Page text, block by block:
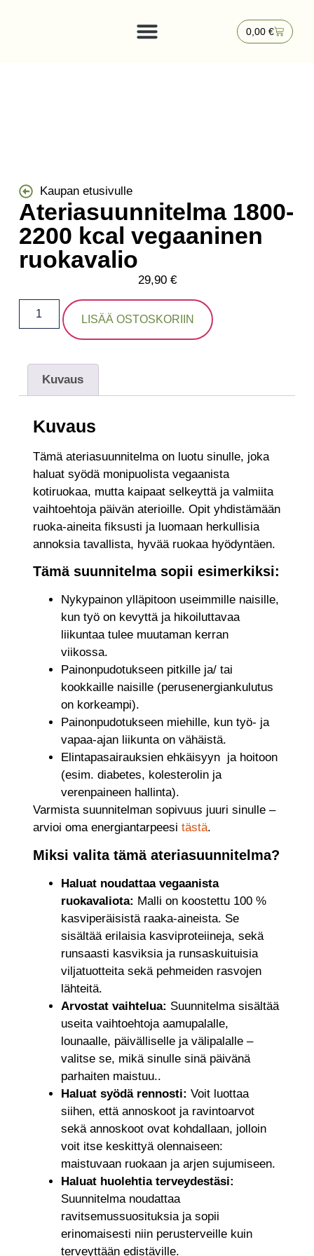
0,00 €
Kaupan etusivulle
Ateriasuunnitelma 1800-
2200 kcal vegaaninen
ruokavalio
29,90 €
LISÄÄ OSTOSKORIIN
Kuvaus
Kuvaus
Tämä ateriasuunnitelma on luotu sinulle, joka
haluat syödä monipuolista vegaanista
kotiruokaa, mutta kaipaat selkeyttä ja valmiita
vaihtoehtoja päivän aterioille. Opit yhdistämään
ruoka-aineita fiksusti ja luomaan herkullisia
annoksia tavallista, hyvää ruokaa hyödyntäen.
Tämä suunnitelma sopii esimerkiksi:
Nykypainon ylläpitoon useimmille naisille,
kun työ on kevyttä ja hikoiluttavaa
liikuntaa tulee muutaman kerran
viikossa.
Painonpudotukseen pitkille ja/ tai
kookkaille naisille (perusenergiankulutus
on korkeampi).
Painonpudotukseen miehille, kun työ- ja
vapaa-ajan liikunta on vähäistä.
Elintapasairauksien ehkäisyyn ja hoitoon
(esim. diabetes, kolesterolin ja
verenpaineen hallinta).
Varmista suunnitelman sopivuus juuri sinulle –
arvioi oma energiantarpeesi tästä.
Miksi valita tämä ateriasuunnitelma?
Haluat noudattaa vegaanista
ruokavaliota: Malli on koostettu 100 %
kasviperäisistä raaka-aineista. Se
sisältää erilaisia kasviproteiineja, sekä
runsaasti kasviksia ja runsaskuituisia
viljatuotteita sekä pehmeiden rasvojen
lähteitä.
Arvostat vaihtelua: Suunnitelma sisältää
useita vaihtoehtoja aamupalalle,
lounaalle, päivälliselle ja välipalalle –
valitse se, mikä sinulle sinä päivänä
parhaiten maistuu..
Haluat syödä rennosti: Voit luottaa
siihen, että annoskoot ja ravintoarvot
sekä annoskoot ovat kohdallaan, jolloin
voit itse keskittyä olennaiseen:
maistuvaan ruokaan ja arjen sujumiseen.
Haluat huolehtia terveydestäsi:
Suunnitelma noudattaa
ravitsemussuosituksia ja sopii
erinomaisesti niin perusterveille kuin
terveyttään edistäville.